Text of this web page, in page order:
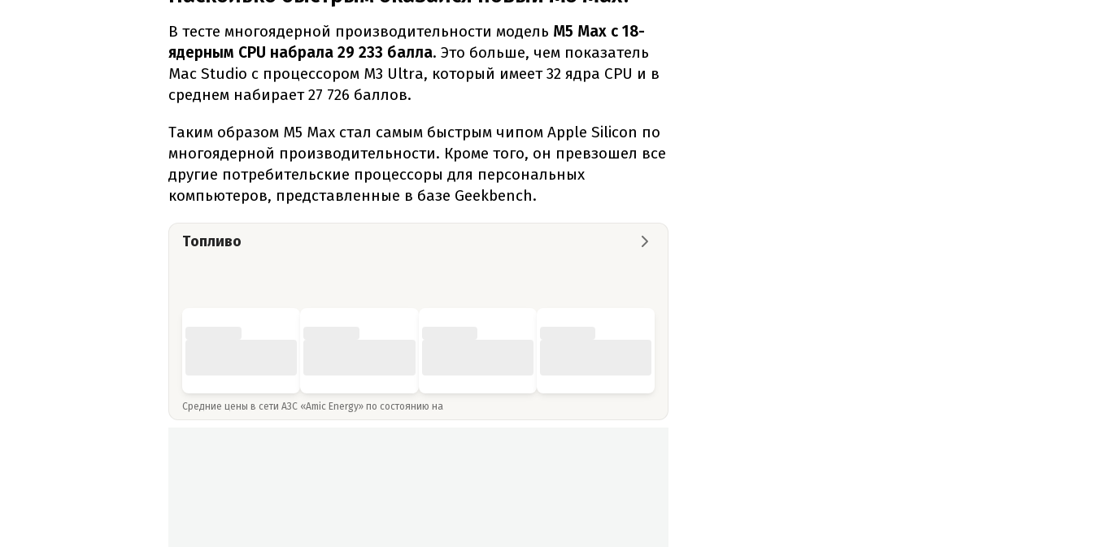
В тесте многоядерной производительности модель M5 Max с 18-
ядерным CPU набрала 29 233 балла. Это больше, чем показатель
Mac Studio с процессором M3 Ultra, который имеет 32 ядра CPU и в
среднем набирает 27 726 баллов.
Таким образом M5 Max стал самым быстрым чипом Apple Silicon по
многоядерной производительности. Кроме того, он превзошел все
другие потребительские процессоры для персональных
компьютеров, представленные в базе Geekbench.
Топливо
Средние цены в сети АЗС «Amic Energy» по состоянию на